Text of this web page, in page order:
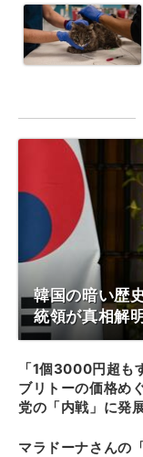
韓国の暗い歴
統領が真相解
「1個3000円超も
ブリトーの価格め
党の「内戦」に発
マラドーナさんの